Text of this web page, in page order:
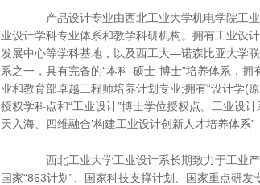
产品设计专业由西北工业大学机电学院工业
业设计学科专业体系和教学科研机构。拥有工业设
发展中心等学科基地，以及西工大—诺森比亚大学
系之一，具有完备的“本科-硕士-博士”培养体系，
业和教育部卓越工程师培养计划专业;拥有“设计学(
授权学科点和“工业设计”博士学位授权点。工业设
天入海、四维融合’构建工业设计创新人才培养体系
西北工业大学工业设计系长期致力于工业产
国家“863计划”、国家科技支撑计划、国家重点研